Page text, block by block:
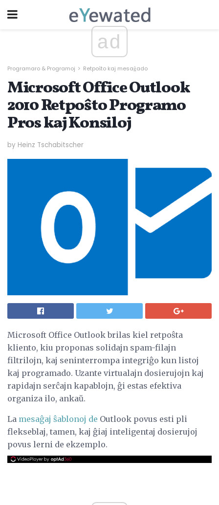
ad
Programaro & Programoj Retpoŝto kaj mesaĝado
Microsoft Office Outlook
2010 Retpoŝto Programo
Pros kaj Konsiloj
by Heinz Tschabitscher
Microsoft Office Outlook brilas kiel retpoŝta
kliento, kiu proponas solidajn spam-filajn
filtrilojn, kaj seninterrompa integriĝo kun listoj
kaj programado. Uzante virtualajn dosierujojn kaj
rapidajn serĉajn kapablojn, ĝi estas efektiva
organiza ilo, ankaŭ.
La mesaĝaj ŝablonoj de Outlook povus esti pli
flekseblaj, tamen, kaj ĝiaj inteligentaj dosierujoj
povus lerni de ekzemplo.